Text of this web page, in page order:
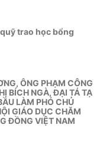
trao học bổng
ÔNG PHẠM CÔNG
BÍCH NGÀ, ĐẠI TÁ TẠ
LÀM PHÓ CHỦ
GIÁO DỤC CHĂM
ĐỒNG VIỆT NAM